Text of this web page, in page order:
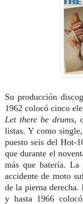
Su producción
1962 colocó cinco
Let there be drums,
listas. Y como
puesto seis del Hot-
que durante el
más que batería.
accidente de moto
de la pierna derecha.
y hasta 1966